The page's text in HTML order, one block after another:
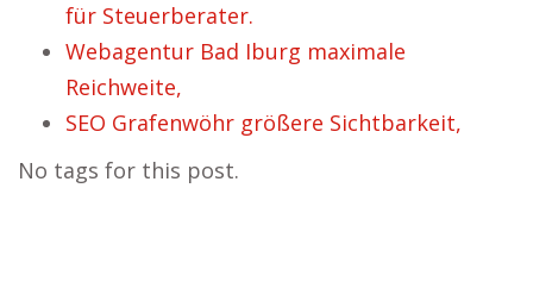
für Steuerberater.
Webagentur Bad Iburg maximale
Reichweite,
SEO Grafenwöhr größere Sichtbarkeit,
No tags for this post.